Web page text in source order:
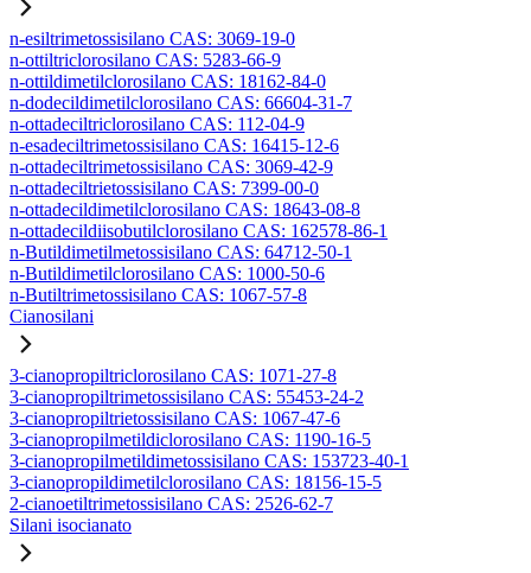
n-esiltrimetossisilano CAS: 3069-19-0
n-ottiltriclorosilano CAS: 5283-66-9
n-ottildimetilclorosilano CAS: 18162-84-0
n-dodecildimetilclorosilano CAS: 66604-31-7
n-ottadeciltriclorosilano CAS: 112-04-9
n-esadeciltrimetossisilano CAS: 16415-12-6
n-ottadeciltrimetossisilano CAS: 3069-42-9
n-ottadeciltrietossisilano CAS: 7399-00-0
n-ottadecildimetilclorosilano CAS: 18643-08-8
n-ottadecildiisobutilclorosilano CAS: 162578-86-1
n-Butildimetilmetossisilano CAS: 64712-50-1
n-Butildimetilclorosilano CAS: 1000-50-6
n-Butiltrimetossisilano CAS: 1067-57-8
Cianosilani
3-cianopropiltriclorosilano CAS: 1071-27-8
3-cianopropiltrimetossisilano CAS: 55453-24-2
3-cianopropiltrietossisilano CAS: 1067-47-6
3-cianopropilmetildiclorosilano CAS: 1190-16-5
3-cianopropilmetildimetossisilano CAS: 153723-40-1
3-cianopropildimetilclorosilano CAS: 18156-15-5
2-cianoetiltrimetossisilano CAS: 2526-62-7
Silani isocianato